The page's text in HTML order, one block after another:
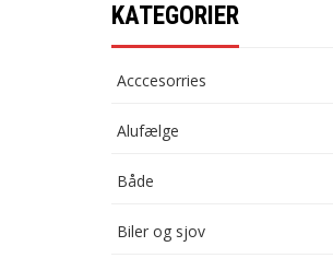
KATEGORIER
Acccesorries
Alufælge
Både
Biler og sjov